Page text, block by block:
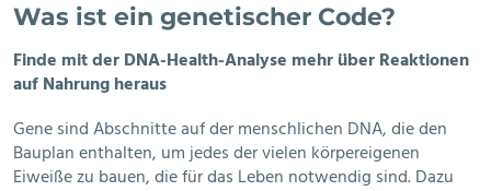
Was ist ein genetischer Code?
Finde mit der DNA-Health-Analyse mehr über Reaktionen
auf Nahrung heraus
Gene sind Abschnitte auf der menschlichen DNA, die den
Bauplan enthalten, um jedes der vielen körpereigenen
Eiweiße zu bauen, die für das Leben notwendig sind. Dazu